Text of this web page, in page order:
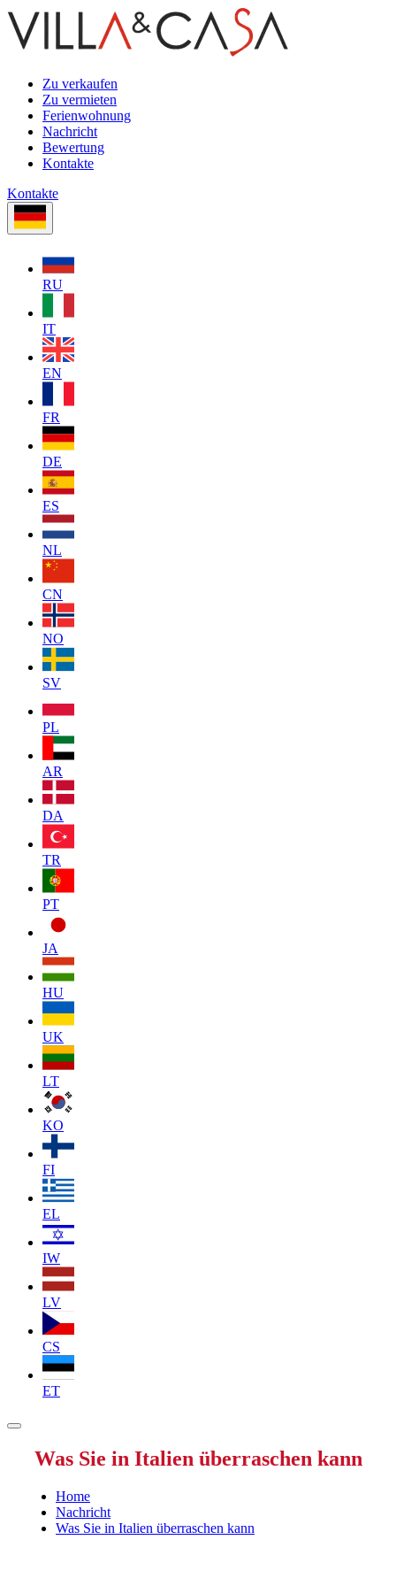
Zu verkaufen
Zu vermieten
Ferienwohnung
Nachricht
Bewertung
Kontakte
Kontakte
RU
IT
EN
FR
DE
ES
NL
CN
NO
SV
PL
AR
DA
TR
PT
JA
HU
UK
LT
KO
FI
EL
IW
LV
CS
ET
Was Sie in Italien überraschen kann
Home
Nachricht
Was Sie in Italien überraschen kann